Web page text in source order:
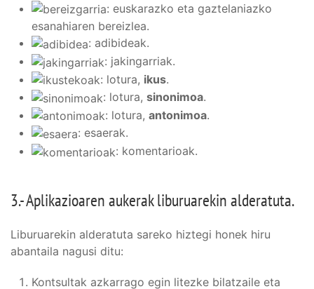
: euskarazko eta gaztelaniazko
esanahiaren bereizlea.
: adibideak.
: jakingarriak.
: lotura, ikus.
: lotura, sinonimoa.
: lotura, antonimoa.
: esaerak.
: komentarioak.
3.- Aplikazioaren aukerak liburuarekin alderatuta.
Liburuarekin alderatuta sareko hiztegi honek hiru
abantaila nagusi ditu:
Kontsultak azkarrago egin litezke bilatzaile eta